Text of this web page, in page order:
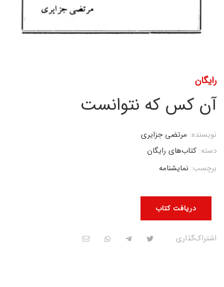
رایگان
آن کس که نتوانست
دریافت کتاب
نویسنده: مرتضی جزایری
دسته: کتاب‌های رایگان
برچسب: نمایشنامه
اشتراک‌گذاری